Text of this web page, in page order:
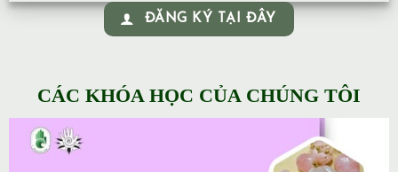
ĐĂNG KÝ TẠI ĐÂY
CÁC KHÓA HỌC CỦA CHÚNG TÔI